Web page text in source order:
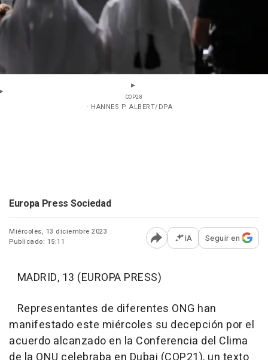
COP28
- HANNES P. ALBERT/DPA
Europa Press Sociedad
Miércoles, 13 diciembre 2023
Publicado: 15:11
Abrir opciones para
IA Seguir en
MADRID, 13 (EUROPA PRESS)
Representantes de diferentes ONG han
manifestado este miércoles su decepción por el
acuerdo alcanzado en la Conferencia del Clima